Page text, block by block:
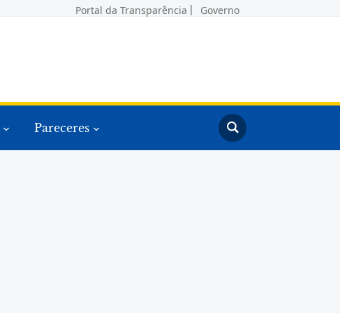
Portal da Transparência Governo
Pareceres